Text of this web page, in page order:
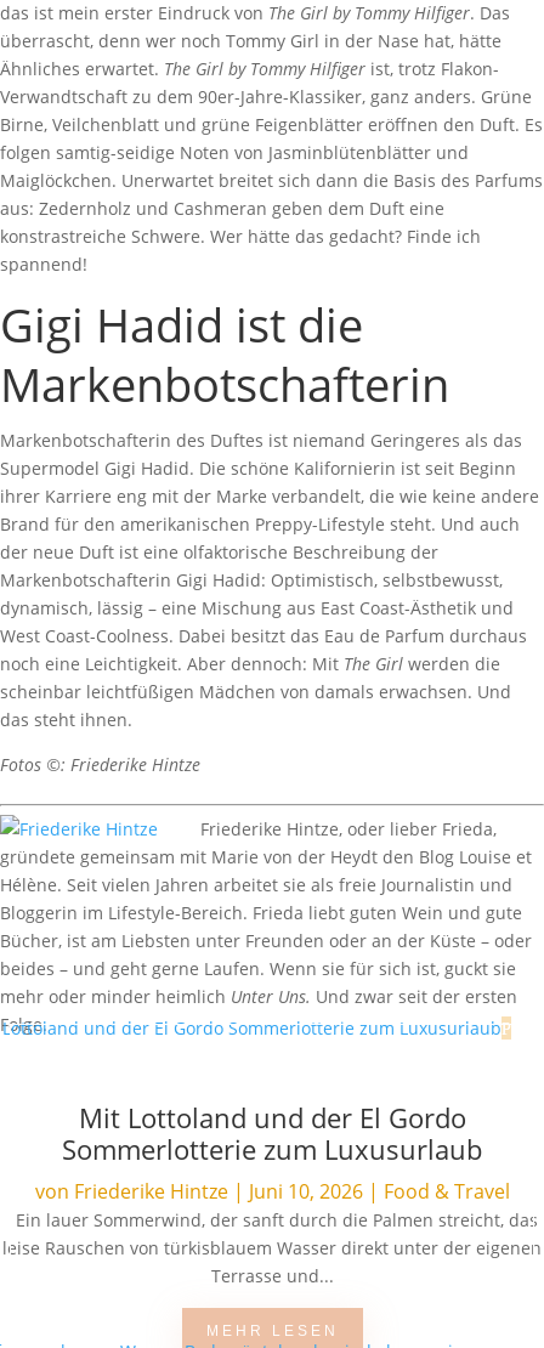
das ist mein erster Eindruck von The Girl by Tommy Hilfiger. Das
überrascht, denn wer noch Tommy Girl in der Nase hat, hätte
Ähnliches erwartet. The Girl by Tommy Hilfiger ist, trotz Flakon-
Verwandtschaft zu dem 90er-Jahre-Klassiker, ganz anders. Grüne
Birne, Veilchenblatt und grüne Feigenblätter eröffnen den Duft. Es
folgen samtig-seidige Noten von Jasminblütenblätter und
Maiglöckchen. Unerwartet breitet sich dann die Basis des Parfums
aus: Zedernholz und Cashmeran geben dem Duft eine
konstrastreiche Schwere. Wer hätte das gedacht? Finde ich
spannend!
Gigi Hadid ist die
Markenbotschafterin
Markenbotschafterin des Duftes ist niemand Geringeres als das
Supermodel Gigi Hadid. Die schöne Kalifornierin ist seit Beginn
ihrer Karriere eng mit der Marke verbandelt, die wie keine andere
Brand für den amerikanischen Preppy-Lifestyle steht. Und auch
der neue Duft ist eine olfaktorische Beschreibung der
Markenbotschafterin Gigi Hadid: Optimistisch, selbstbewusst,
dynamisch, lässig – eine Mischung aus East Coast-Ästhetik und
West Coast-Coolness. Dabei besitzt das Eau de Parfum durchaus
noch eine Leichtigkeit. Aber dennoch: Mit The Girl werden die
scheinbar leichtfüßigen Mädchen von damals erwachsen. Und
das steht ihnen.
Fotos ©: Friederike Hintze
Friederike Hintze, oder lieber Frieda,
gründete gemeinsam mit Marie von der Heydt den Blog Louise et
Hélène. Seit vielen Jahren arbeitet sie als freie Journalistin und
Bloggerin im Lifestyle-Bereich. Frieda liebt guten Wein und gute
Bücher, ist am Liebsten unter Freunden oder an der Küste – oder
beides – und geht gerne Laufen. Wenn sie für sich ist, guckt sie
mehr oder minder heimlich Unter Uns. Und zwar seit der ersten
Folge.
Mit Lottoland und der El Gordo
Sommerlotterie zum Luxusurlaub
von Friederike Hintze| Juni 10, 2026| Food & Travel
Ein lauer Sommerwind, der sanft durch die Palmen streicht, das
leise Rauschen von türkisblauem Wasser direkt unter der eigenen
Terrasse und...
MEHR LESEN